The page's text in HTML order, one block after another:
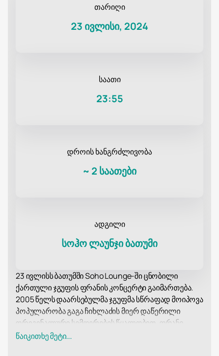
თარიღი
23 ივლისი, 2024
საათი
23:55
დროის ხანგრძლივობა
~ 2 საათები
ადგილი
სოჰო ლაუნჯი ბათუმი
23 ივლისს ბათუმში Soho Lounge-ში ცნობილი
ქართული ჯგუფის ფრანის კონცერტი გაიმართება.
2005 წელს დაარსებულმა ჯგუფმა სწრაფად მოიპოვა
პოპულარობა გაგა ჩიხლაძის მიერ დაწერილი
ორიგინალური სიმღერების წყალობით. ფრანი
კვლავაც ერთ-ერთი ყველაზე საყვარელი
წაიკითხე მეტი...